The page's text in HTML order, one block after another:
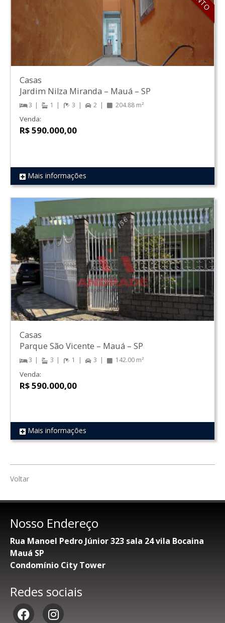
REF 453
Casas
Jardim Nilza Miranda – Mauá – SP
3 1 3 2 204.88 m²
Venda:
R$ 590.000,00
Mais informações
REF 517
Casas
Parque São Vicente – Mauá – SP
3 3 1 3 142.00 m²
Venda:
R$ 590.000,00
Mais informações
Voltar
Nosso Endereço
Rua Manoel Pedro Júnior 323 sala 24 vila Bocaina
Mauá SP
Condomínio City Tower
Redes sociais